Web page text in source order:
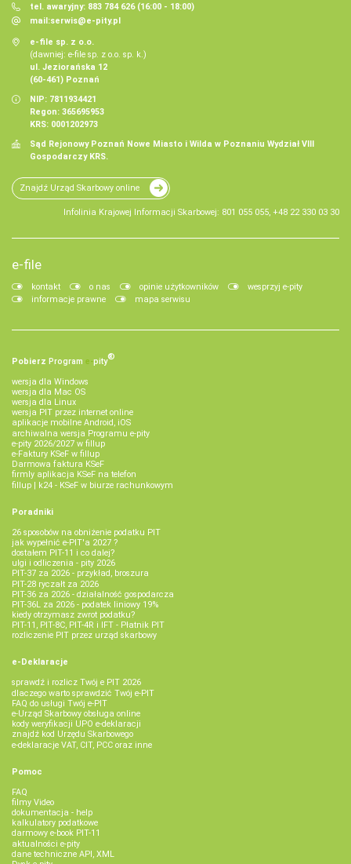
tel. awaryjny: 883 784 626 (16:00 - 18:00)
mail:serwis@e-pity.pl
e-file sp. z o.o.
(dawniej: e-file sp. z o.o. sp. k.)
ul. Jeziorańska 12
(60-461) Poznań
NIP: 7811934421
Regon: 365695953
KRS: 0001202973
Sąd Rejonowy Poznań Nowe Miasto i Wilda w Poznaniu Wydział VIII
Gospodarczy KRS.
Znajdź Urząd Skarbowy online
Infolinia Krajowej Informacji Skarbowej: 801 055 055, +48 22 330 03 30
e-file
kontakt o nas opinie użytkowników
wesprzyj e-pity
informacje prawne
mapa serwisu
Pobierz Program e‑pity®
wersja dla Windows
wersja dla Mac OS
wersja dla Linux
wersja PIT przez internet online
aplikacje mobilne Android, iOS
archiwalna wersja Programu e-pity
e-pity 2026/2027 w fillup
e‑Faktury KSeF w fillup
Darmowa faktura KSeF
firmly aplikacja KSeF na telefon
fillup | k24 - KSeF w biurze rachunkowym
Poradniki
26 sposobów na obniżenie podatku PIT
jak wypełnić e-PIT'a 2027 ?
dostałem PIT-11 i co dalej?
ulgi i odliczenia - pity 2026
PIT-37 za 2026 - przykład, broszura
PIT-28 ryczałt za 2026
PIT-36 za 2026 - działalność gospodarcza
PIT-36L za 2026 - podatek liniowy 19%
kiedy otrzymasz zwrot podatku?
PIT-11, PIT-8C, PIT-4R i IFT - Płatnik PIT
rozliczenie PIT przez urząd skarbowy
e-Deklaracje
sprawdź i rozlicz Twój e PIT 2026
dlaczego warto sprawdzić Twój e-PIT
FAQ do usługi Twój e-PIT
e-Urząd Skarbowy obsługa online
kody weryfikacji UPO e-deklaracji
znajdź kod Urzędu Skarbowego
e-deklaracje VAT, CIT, PCC oraz inne
Pomoc
FAQ
filmy Video
dokumentacja - help
kalkulatory podatkowe
darmowy e-book PIT-11
aktualności e-pity
dane techniczne API, XML